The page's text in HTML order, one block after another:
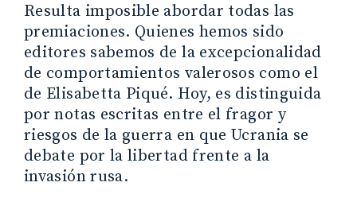
Resulta imposible abordar todas las
premiaciones. Quienes hemos sido
editores sabemos de la excepcionalidad
de comportamientos valerosos como el
de Elisabetta Piqué. Hoy, es distinguida
por notas escritas entre el fragor y
riesgos de la guerra en que Ucrania se
debate por la libertad frente a la
invasión rusa.